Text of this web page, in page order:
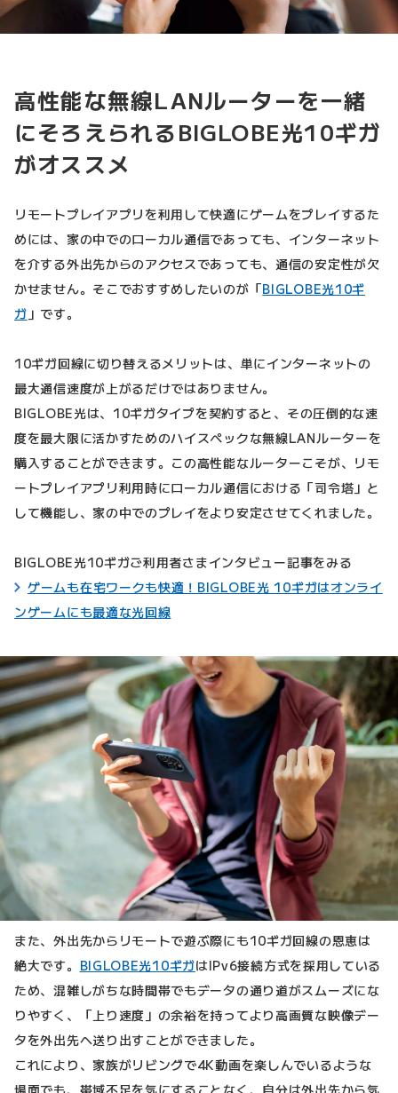
高性能な無線LANルーターを一緒
にそろえられるBIGLOBE光10ギガ
がオススメ
リモートプレイアプリを利用して快適にゲームをプレイするた
めには、家の中でのローカル通信であっても、インターネット
を介する外出先からのアクセスであっても、通信の安定性が欠
かせません。そこでおすすめしたいのが「BIGLOBE光10ギ
ガ 」です。
10ギガ回線に切り替えるメリットは、単にインターネットの
最大通信速度が上がるだけではありません。
BIGLOBE光は、10ギガタイプを契約すると、その圧倒的な速
度を最大限に活かすためのハイスペックな無線LANルーターを
購入することができます。この高性能なルーターこそが、リモ
ートプレイアプリ利用時にローカル通信における「司令塔」と
して機能し、家の中でのプレイをより安定させてくれました。
BIGLOBE光10ギガご利用者さまインタビュー記事をみる
ゲームも在宅ワークも快適！BIGLOBE光 10ギガはオンライ
ンゲームにも最適な光回線
また、外出先からリモートで遊ぶ際にも10ギガ回線の恩恵は
絶大です。 BIGLOBE光10ギガはIPv6接続方式を採用している
ため、混雑しがちな時間帯でもデータの通り道がスムーズにな
りやすく、「上り速度」の余裕を持ってより高画質な映像デー
タを外出先へ送り出すことができました。
これにより、家族がリビングで4K動画を楽しんでいるような